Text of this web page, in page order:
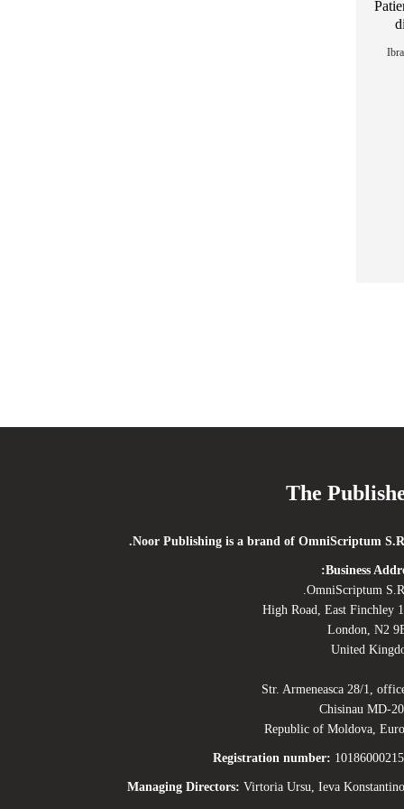
The
Noor Publishing is a brand of OmniScriptum
Business
OmniScriptum
120
London, N2
United
Str. Armeneasca 28/1,
Chisinau MD-
Republic of Moldova,
Registration number:
Managing Directors: Virtoria Ursu, Ieva